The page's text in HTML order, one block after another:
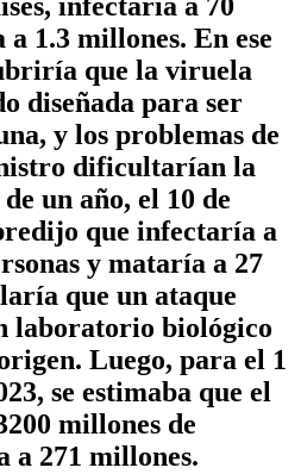
infectaría a 70
1.3 millones. En ese
que la viruela
diseñada para ser
y los problemas de
dificultarían la
un año, el 10 de
que infectaría a
y mataría a 27
que un ataque
laboratorio biológico
Luego, para el 1
se estimaba que el
millones de
a 271 millones.